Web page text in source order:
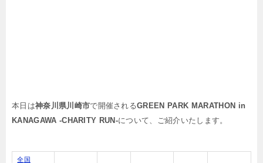
本日は神奈川県川崎市で開催されるGREEN PARK MARATHON in
KANAGAWA -CHARITY RUN-について、ご紹介いたします。
全国